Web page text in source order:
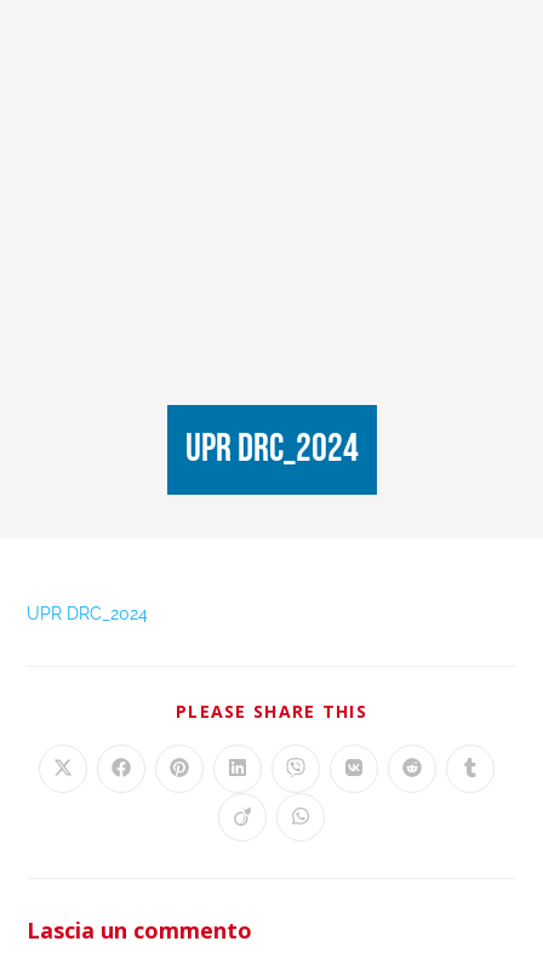
UPR DRC_2024
UPR DRC_2024
PLEASE SHARE THIS
Lascia un commento